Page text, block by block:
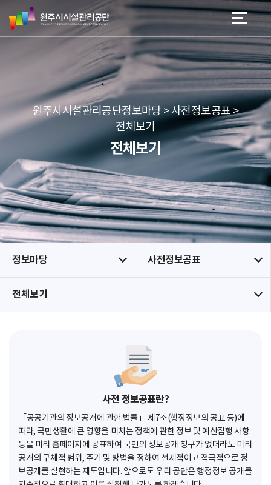
네
본문 바로가기
메뉴 바로가기
원
주
시
리
공
단
원주시시설관리공단정보마당 > 사전정보공표 >
전체보기
전체보기
정보마당 사전정보공표
전체보기
사전 정보공표란?
「공공기관의 정보공개에 관한 법률」 제7조(행정정보의 공표 등)에
따라, 국민생활에 큰 영향을 미치는 정책에 관한 정보 및 예산집행 사항
등을 미리 홈페이지에 공표하여 국민의 정보공개 청구가 없더라도 미리
공개의 구체적 범위, 주기 및 방법을 정하여 선제적이고 적극적으로 정
보공개를 실현하는 제도입니다. 앞으로도 우리 공단은 행정정보 공개를